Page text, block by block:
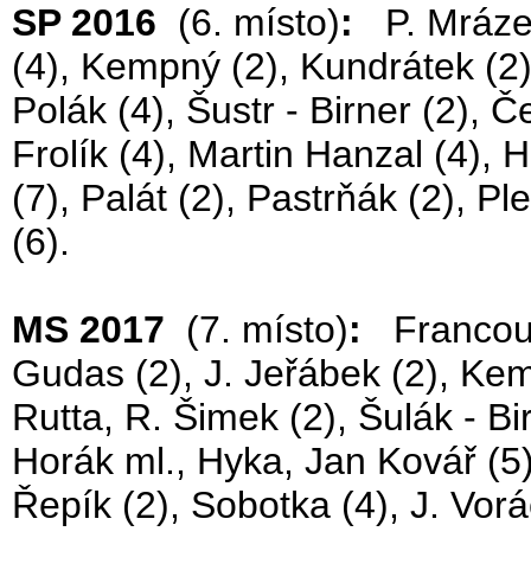
SP 2016 (6. místo): P.
(4), Kempný (2), Kundrátek
Polák (4), Šustr - Birner (2),
Frolík (4), Martin Hanzal (4),
(7), Palát (2), Pastrňák (2),
(6).
MS 2017 (7. místo):
Gudas (2), J. Jeřábek (2),
Rutta, R. Šimek (2), Šulák -
Horák ml., Hyka, Jan Kovář
Řepík (2), Sobotka (4), J.